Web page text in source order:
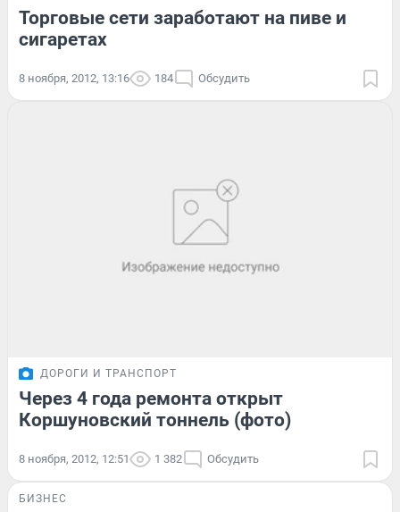
Торговые сети заработают на пиве и
сигаретах
8 ноября, 2012, 13:16 184 Обсудить
ДОРОГИ И ТРАНСПОРТ
Через 4 года ремонта открыт
Коршуновский тоннель (фото)
8 ноября, 2012, 12:51 1 382 Обсудить
БИЗНЕС